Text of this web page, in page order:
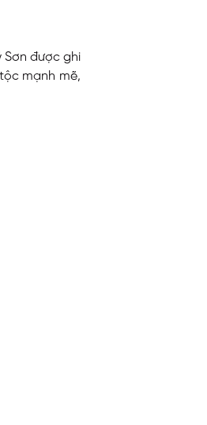
Sơn được ghi
mạnh mẽ,